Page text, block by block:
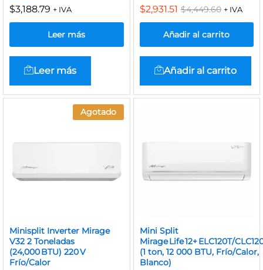
$3,188.79 + IVA
Leer más
Leer más
$2,931.51 $4,449.60 + IVA
Añadir al carrito
Añadir al carrito
Agotado
Minisplit Inverter Mirage
V32 2 Toneladas
(24,000 BTU) 220 V
Frío/Calor
Mini Split
Mirage Life 12+ ELC120T/
(1 ton, 12 000 BTU, Frío/Calor,
Blanco)